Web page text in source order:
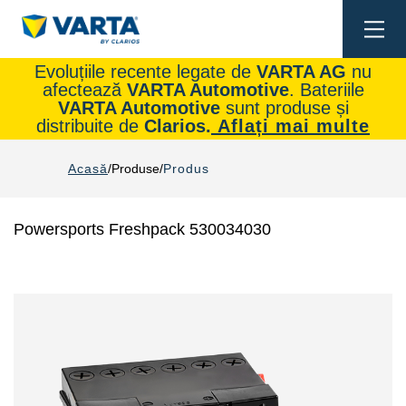
Evoluțiile recente legate de VARTA AG nu
afectează VARTA Automotive. Bateriile
VARTA Automotivesunt produse și
distribuite de Clarios. Aflați mai multe
Acasă Produse Produs
Powersports Freshpack 530034030